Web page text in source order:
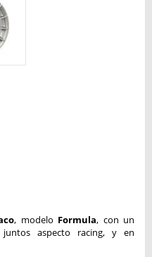
, modelo Formula, con un
aspecto racing, y en